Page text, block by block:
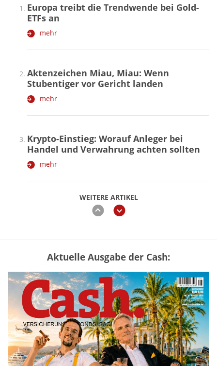
WEITERE ARTIKEL
zurückweiter
Europa treibt die Trendwende bei Gold-
ETFs an
mehr
Aktenzeichen Miau, Miau: Wenn
Stubentiger vor Gericht landen
mehr
Krypto-Einstieg: Worauf Anleger bei
Handel und Verwahrung achten sollten
mehr
Vermieter-Zutritt: Wann Mieter
die Wohnung öffnen müssen
mehr
Goldpreis erreicht Sieben-Wochen-
Hoch nach schwachen US-Jobdaten
mehr
Aktuelle Ausgabe der Cash: